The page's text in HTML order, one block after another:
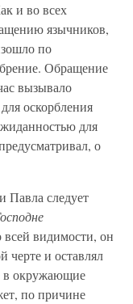
и во всех
язычников,
по
Обращение
вызывало
оскорбления
для
о
Павла следует
видимости, он
черте и оставлял
в окружающие
по причине